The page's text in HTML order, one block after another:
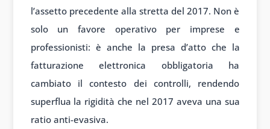
l’assetto precedente alla stretta del 2017. Non è
solo un favore operativo per imprese e
professionisti: è anche la presa d’atto che la
fatturazione elettronica obbligatoria ha
cambiato il contesto dei controlli, rendendo
superflua la rigidità che nel 2017 aveva una sua
ratio anti-evasiva.